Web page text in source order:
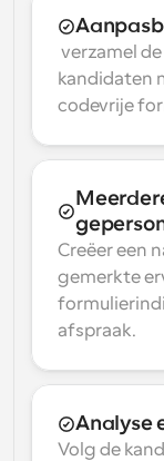
kandidaten
codevrije
Creëer een
gemerkte
afspraak.
Analyse
Volg de